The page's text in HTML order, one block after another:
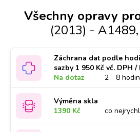
Všechny opravy
(2013) -
Záchrana dat podle
sazby 1 950 Kč vč. DPH /
Na dotaz
2 - 8 hodin
Výměna skla
1390 Kč
co